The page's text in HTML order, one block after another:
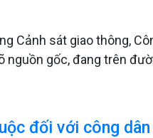
Cảnh sát giao thông,
nguồn gốc, đang trên
đối với công